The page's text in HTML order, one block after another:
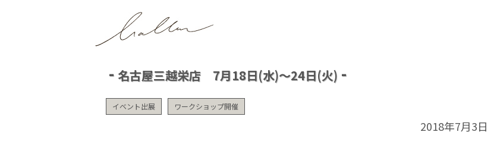
名古屋三越栄店 7月18日(水)～24日(火)
イベント出展 ワークショップ開催
2018年7月3日